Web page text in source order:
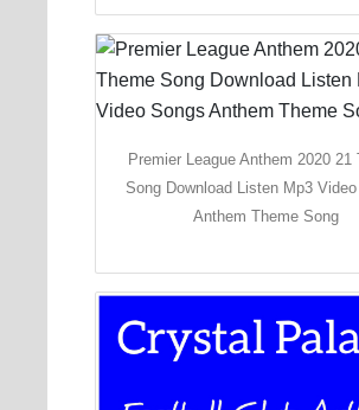
Premier League Anthem 2020 21
Song Download Listen Mp3
Anthem Theme Song